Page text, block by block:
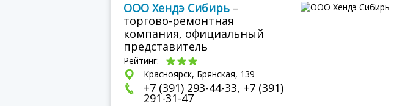
ООО Хендэ Сибирь –
торгово-ремонтная
компания, официальный
представитель
Рейтинг:
Красноярск, Брянская, 139
+7 (391) 293-44-33, +7 (391)
291-31-47